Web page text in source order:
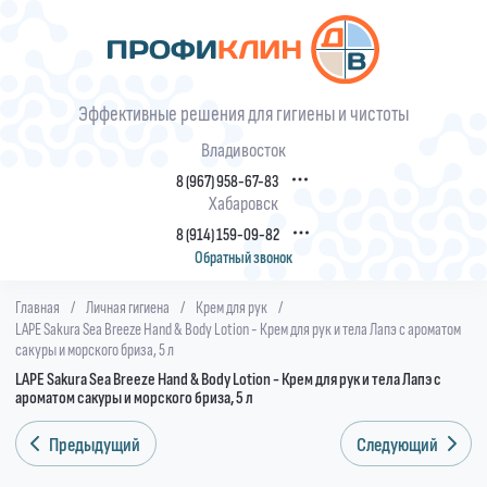
Эффективные решения для гигиены и чистоты
Владивосток
8 (967) 958-67-83
Хабаровск
8 (914) 159-09-82
Обратный звонок
Главная / Личная гигиена / Крем для рук /
LAPE Sakura Sea Breeze Hand & Body Lotion - Крем для рук и тела Лапэ с ароматом
сакуры и морского бриза, 5 л
LAPE Sakura Sea Breeze Hand & Body Lotion - Крем для рук и тела Лапэ с
ароматом сакуры и морского бриза, 5 л
Предыдущий Следующий